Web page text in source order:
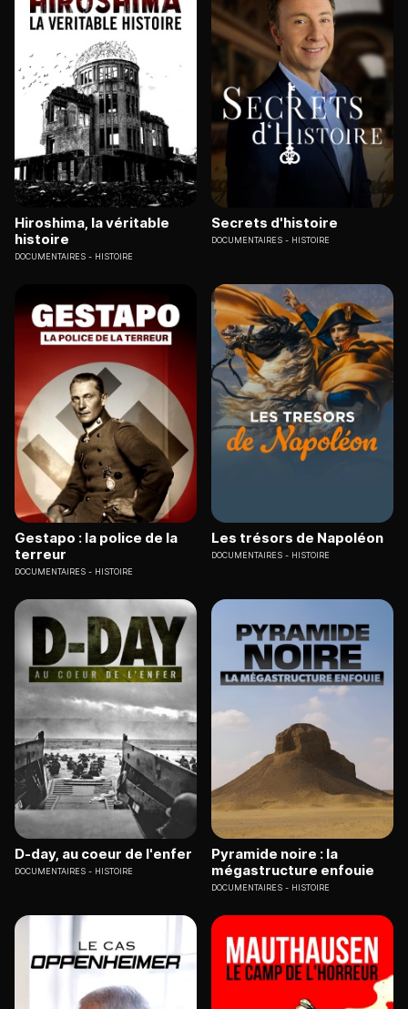
Hiroshima, la véritable
histoire
DOCUMENTAIRES HISTOIRE
Secrets d'histoire
DOCUMENTAIRES HISTOIRE
Gestapo : la police de la
terreur
DOCUMENTAIRES HISTOIRE
Les trésors de Napoléon
DOCUMENTAIRES HISTOIRE
D-day, au coeur de l'enfer
DOCUMENTAIRES HISTOIRE
Pyramide noire : la
mégastructure enfouie
DOCUMENTAIRES HISTOIRE